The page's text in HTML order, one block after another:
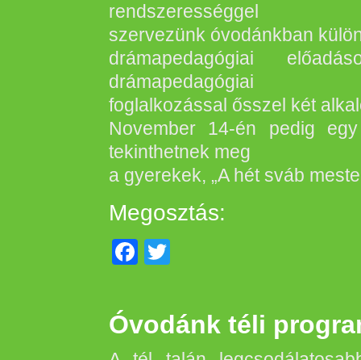
rendszerességgel
szervezünk óvodánkban
drámapedagógiai
drámapedagógiai
foglalkozással ősszel két
November 14-én pedig
tekinthetnek meg
a gyerekek, „A hét sváb
Megosztás:
Facebook
Óvodánk téli